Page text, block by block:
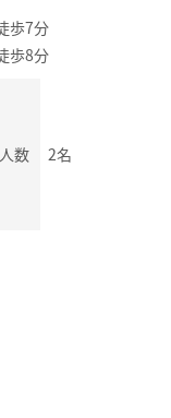
歩7分
歩8分
数 2名